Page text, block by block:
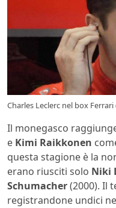
Charles Leclerc nel box
Il monegasco
e Kimi Raikkonen
questa stagione è la
erano riusciti solo Niki
Schumacher(2000). Il
registrandone undici